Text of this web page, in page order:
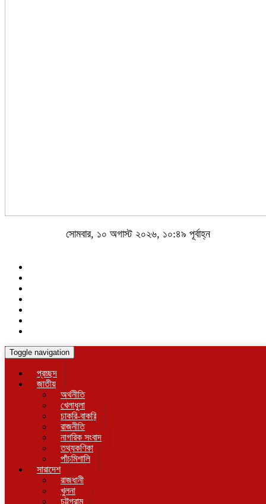
সোমবার, ১০ অগাস্ট ২০২৬, ১০:৪৯ পূর্বাহ্ন
Toggle navigation
প্রচ্ছদ
জাতীয়
অর্থনীতি
খেলাধুলা
চাকরি-বাকরি
রাজনীতি
নাগরিক সংবাদ
তথ্যকণিকা
পাঁচমিশালি
সারাদেশ
রাজধানী
খুলনা
চট্টগ্রাম